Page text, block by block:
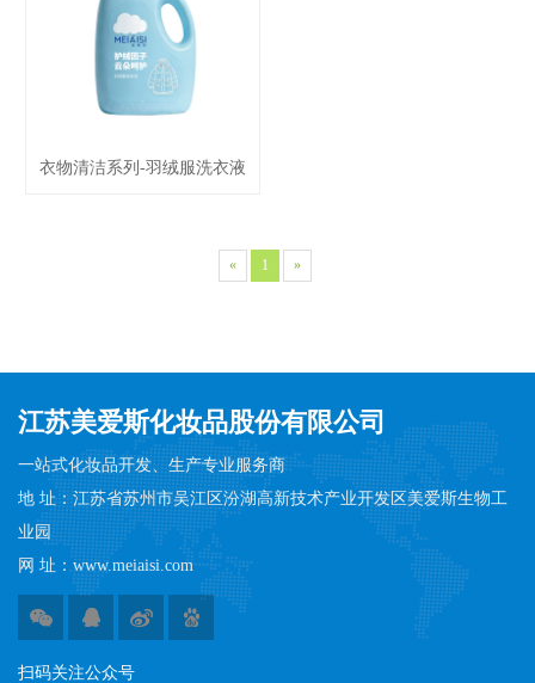
衣物清洁系列-羽绒服洗衣液
« 1 »
江苏美爱斯化妆品股份有限公司
一站式化妆品开发、生产专业服务商
地 址：江苏省苏州市吴江区汾湖高新技术产业开发区美爱斯生物工
业园
网 址：www.meiaisi.com
扫码​​关注公众号